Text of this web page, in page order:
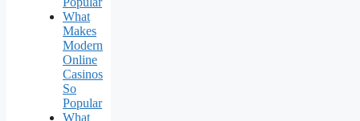
What
Makes
Modern
Online
Casinos
So
Popular
What